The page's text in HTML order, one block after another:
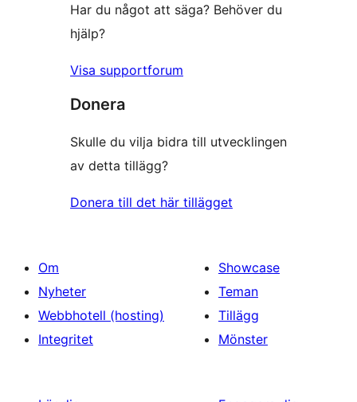
Har du något att säga? Behöver du
hjälp?
Visa supportforum
Donera
Skulle du vilja bidra till utvecklingen
av detta tillägg?
Donera till det här tillägget
Om
Nyheter
Webbhotell (hosting)
Integritet
Showcase
Teman
Tillägg
Mönster